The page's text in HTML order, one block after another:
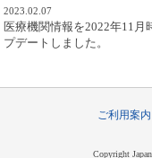
2023.02.07
医療機関情報を2022年11月
プデートしました。
ご利用案内
Copyright